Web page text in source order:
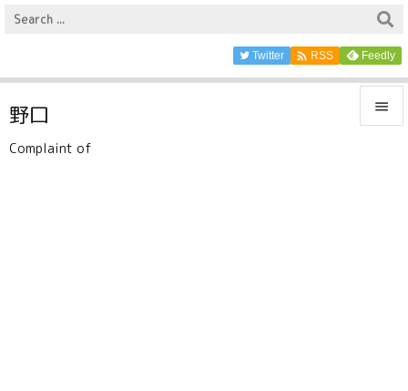

Twitter  RSS Feedly
野口
Complaint of